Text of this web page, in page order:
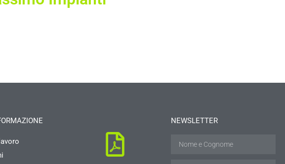
NEWSLETTER